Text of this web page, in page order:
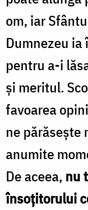
om, iar
Dumnezeu
pentru a-i
şi meritul.
favoarea
ne părăseşte
anumite
De aceea, nu
însoţitorului